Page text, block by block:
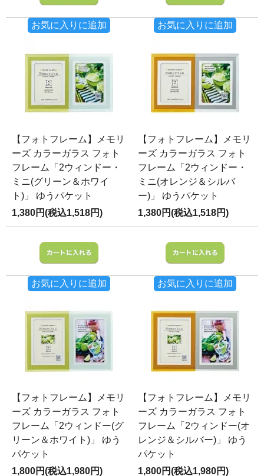
お気に入りに追加 お気に入りに追加
【フォトフレーム】メモリ
ーズ カラーガラス フォト
フレーム「2ウィンドー・
ミニ(グリーン＆ホワイ
ト)」 ゆうパケット
1,380円(税込1,518円)
お気に入りに追加
【フォトフレーム】メモリ
ーズ カラーガラス フォト
フレーム「2ウィンドー・
ミニ(オレンジ＆シルバ
ー)」 ゆうパケット
1,380円(税込1,518円)
お気に入りに追加
【フォトフレーム】メモリ
ーズ カラーガラス フォト
フレーム「2ウィンドー(グ
リーン＆ホワイト)」 ゆう
パケット
1,800円(税込1,980円)
【フォトフレーム】メモリ
ーズ カラーガラス フォト
フレーム「2ウィンドー(オ
レンジ＆シルバー)」 ゆう
パケット
1,800円(税込1,980円)